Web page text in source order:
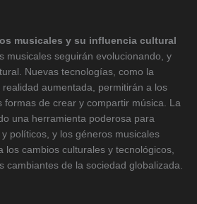
musicales y su influencia cultural
musicales seguirán evolucionando, y
Nuevas tecnologías, como la
aumentada, permitirán a los
formas de crear y compartir música. La
una herramienta poderosa para
políticos, y los géneros musicales
los cambios culturales y tecnológicos,
cambiantes de la sociedad globalizada.